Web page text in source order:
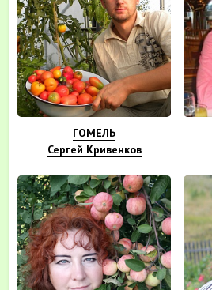
ГОМЕЛЬ
Сергей Кривенков